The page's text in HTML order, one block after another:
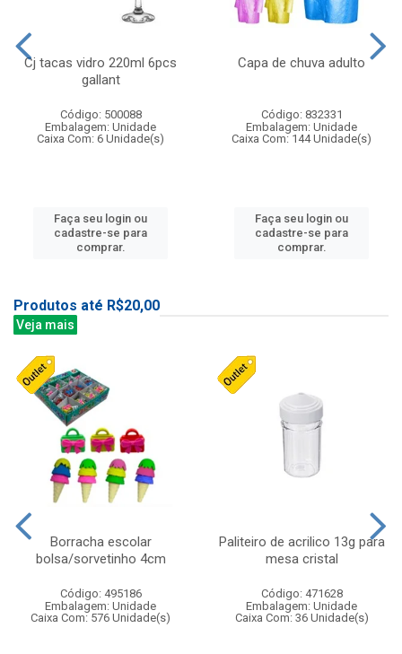
Cj tacas vidro 220ml 6pcs
gallant
Código: 500088
Embalagem: Unidade
Caixa Com: 6 Unidade(s)
Faça seu login ou
cadastre-se para
comprar.
Capa de chuva adulto
Código: 832331
Embalagem: Unidade
Caixa Com: 144 Unidade(s)
Faça seu login ou
cadastre-se para
comprar.
Produtos até R$20,00
Veja mais
Borracha escolar
bolsa/sorvetinho 4cm
Código: 495186
Embalagem: Unidade
Caixa Com: 576 Unidade(s)
Paliteiro de acrilico 13g para
mesa cristal
Código: 471628
Embalagem: Unidade
Caixa Com: 36 Unidade(s)